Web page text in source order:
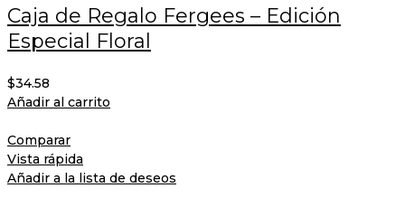
Caja de Regalo Fergees – Edición
Especial Floral
$34.58
Añadir al carrito
Comparar
Vista rápida
Añadir a la lista de deseos